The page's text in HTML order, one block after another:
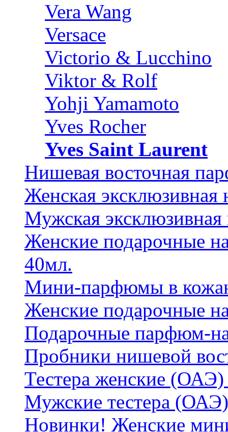
Vera Wang
Versace
Victorio & Lucchino
Viktor & Rolf
Yohji Yamamoto
Yves Rocher
Yves Saint Laurent
Нишевая восточная
Женская
Мужская
Женские подарочные
40мл.
Мини-парфюмы в
Женские подарочные
Подарочные парфюм-
Пробники нишевой
Тестера женские (ОАЭ)
Мужские тестера (ОАЭ)
Новинки! Женские